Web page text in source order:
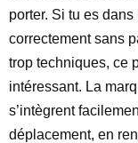
porter. Si tu es
correctement sans
trop techniques, ce
intéressant. La
s’intègrent
déplacement, en